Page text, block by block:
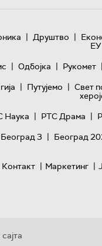
| Друштво |
| Одбојка | Рукомет |
| Путујемо | Свет
Наука | РТС Драма |
3 | Београд
Контакт | Маркетинг |